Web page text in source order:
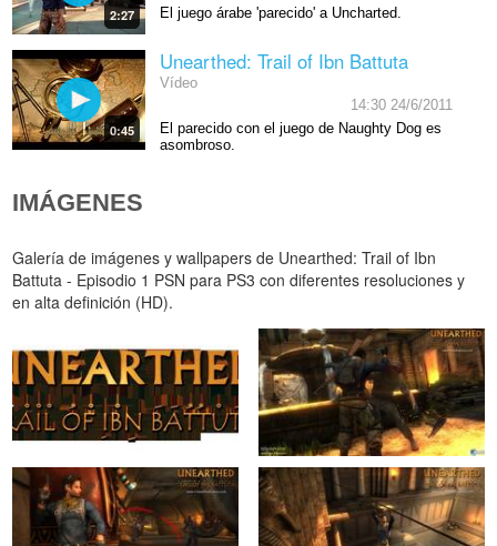
2:27
El juego árabe 'parecido' a Uncharted.
0:45
Unearthed: Trail of Ibn Battuta
Vídeo
14:30 24/6/2011
El parecido con el juego de Naughty Dog es
asombroso.
IMÁGENES
Galería de imágenes y wallpapers de Unearthed: Trail of Ibn
Battuta - Episodio 1 PSN para PS3 con diferentes resoluciones y
en alta definición (HD).